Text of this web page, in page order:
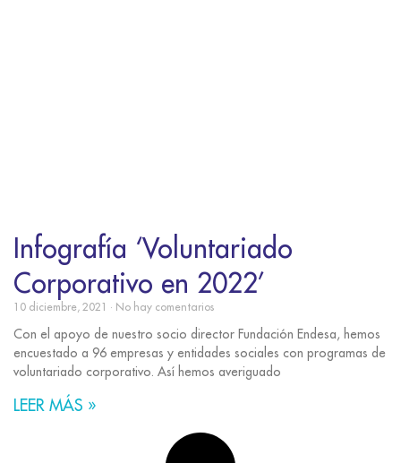
Infografía ‘Voluntariado
Corporativo en 2022’
10 diciembre, 2021 No hay comentarios
Con el apoyo de nuestro socio director Fundación Endesa, hemos
encuestado a 96 empresas y entidades sociales con programas de
voluntariado corporativo. Así hemos averiguado
LEER MÁS »